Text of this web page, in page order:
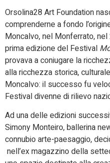
Orsolina28 Art Foundation
comprenderne a fondo
Moncalvo, nel Monferrato,
prima edizione del Festival
provava a coniugare la
alla ricchezza storica,
Moncalvo: il successo fu
Festival divenne di rilievo
Ad una delle edizioni
Simony Monteiro, ballerina
connubio arte-paesaggio,
nell’ex magazzino della